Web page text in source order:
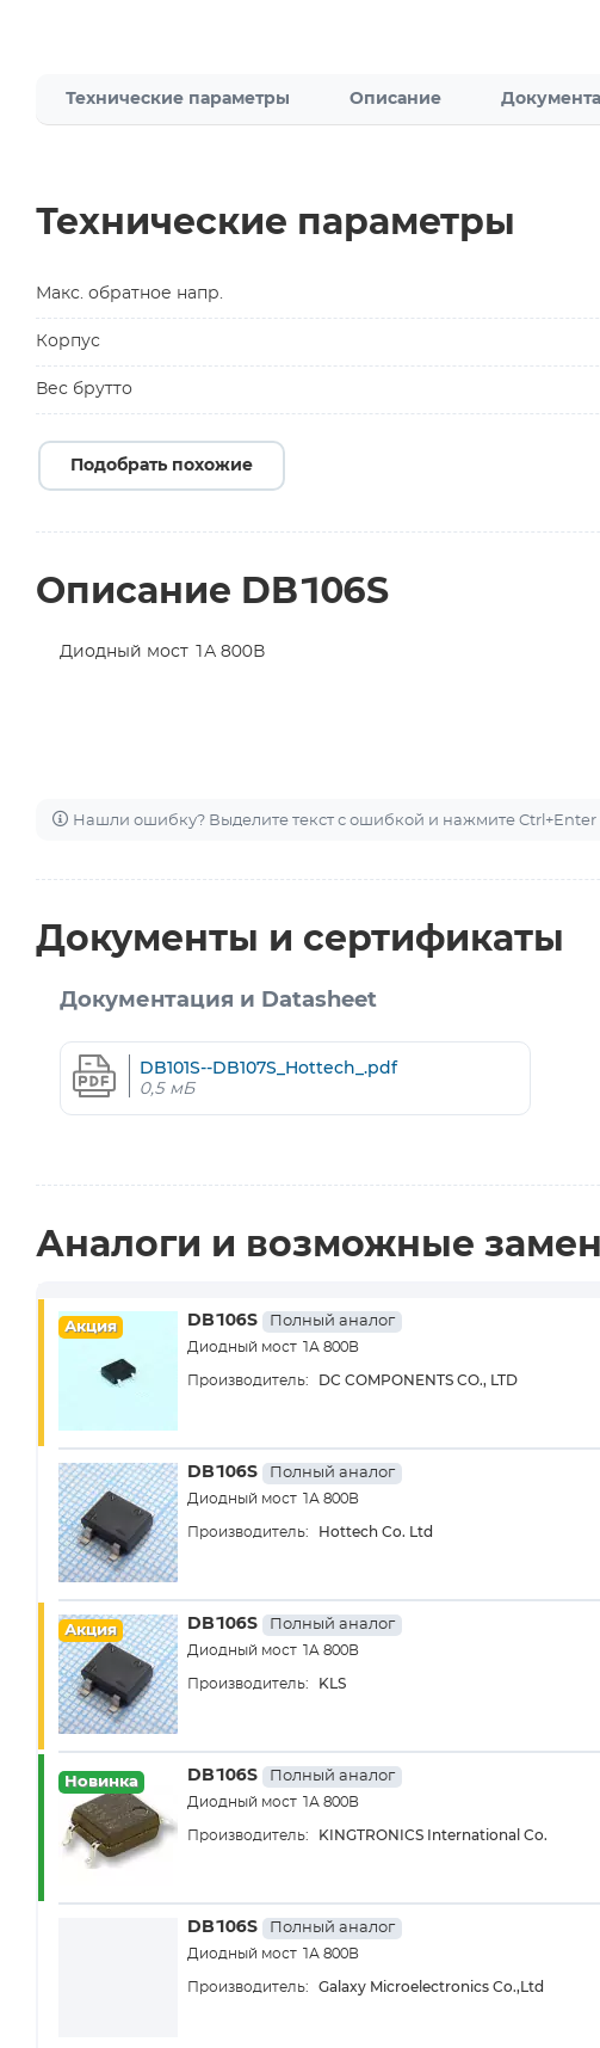
Технические параметры Описание
Технические параметры
Макс. обратное напр.
Корпус
Вес брутто
Подобрать похожие
Описание DB106S
Диодный мост 1А 800В
Нашли ошибку? Выделите текст с ошибкой и нажмите Ctrl+Enter
Документы и сертификаты
Документация и Datasheet
DB101S--DB107S_Hottech_.pdf
0,5 мБ
Аналоги и возможные
Акция DB106S Полный аналог
Диодный мост 1А 800В
Производитель: DC COMPONENTS CO., LTD
DB106S Полный аналог
Диодный мост 1А 800В
Производитель: Hottech Co. Ltd
Акция DB106S Полный аналог
Диодный мост 1A 800В
Производитель: KLS
Новинка DB106S Полный аналог
Диодный мост 1А 800В
Производитель: KINGTRONICS International Co.
DB106S Полный аналог
Диодный мост 1А 800В
Производитель: Galaxy Microelectronics Co.,Ltd